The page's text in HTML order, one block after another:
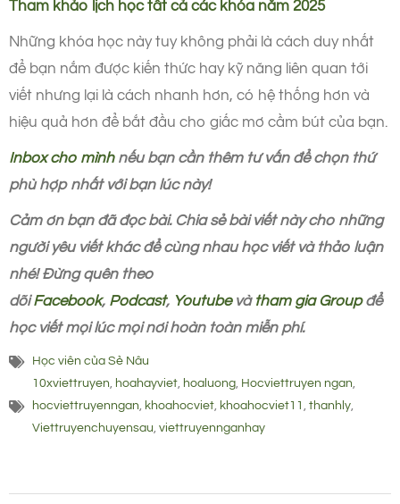
Tham khảo lịch học tất cả các khóa năm 2025
Những khóa học này tuy không phải là cách duy nhất
để bạn nắm được kiến thức hay kỹ năng liên quan tới
viết nhưng lại là cách nhanh hơn, có hệ thống hơn và
hiệu quả hơn để bắt đầu cho giấc mơ cầm bút của bạn.
Inbox cho mìnhnếu bạn cần thêm tư vấn để chọn thứ
phù hợp nhất với bạn lúc này!
Cảm ơn bạn đã đọc bài. Chia sẻ bài viết này cho những
người yêu viết khác để cùng nhau học viết và thảo luận
nhé! Đừng quên theo
dõiFacebook, Podcast, Youtubevà tham gia Groupđể
học viết mọi lúc mọi nơi hoàn toàn miễn phí.
Học viên của Sẻ Nâu
10xviettruyen, hoahayviet, hoaluong, Hocviettruyen ngan,
hocviettruyenngan, khoahocviet, khoahocviet11 , thanhly,
Viettruyenchuyensau, viettruyennganhay